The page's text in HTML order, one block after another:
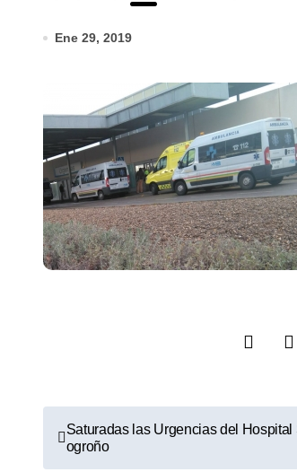
Ene 29, 2019
N
a
Saturadas las Urgencias del Hospital
ogroño